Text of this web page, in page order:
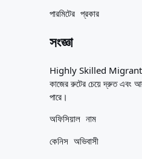
আগমন গাইড
দেশ তুলনা
ভিসা তুলনা
পারমিটের প্রকার
সংজ্ঞা
Highly Skilled Migrant রুটটি
কাজের রুটের চেয়ে দ্রুত এবং
পারে।
অফিসিয়াল নাম
কেনিস অভিবাসী